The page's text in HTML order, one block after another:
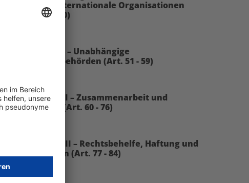
oder an internationale Organisationen
(Art. 44 - 50)
KAPITEL VI – Unabhängige
Aufsichtsbehörden (Art. 51 - 59)
KAPITEL VII – Zusammenarbeit und
Kohärenz (Art. 60 - 76)
KAPITEL VIII – Rechtsbehelfe, Haftung und
Sanktionen (Art. 77 - 84)